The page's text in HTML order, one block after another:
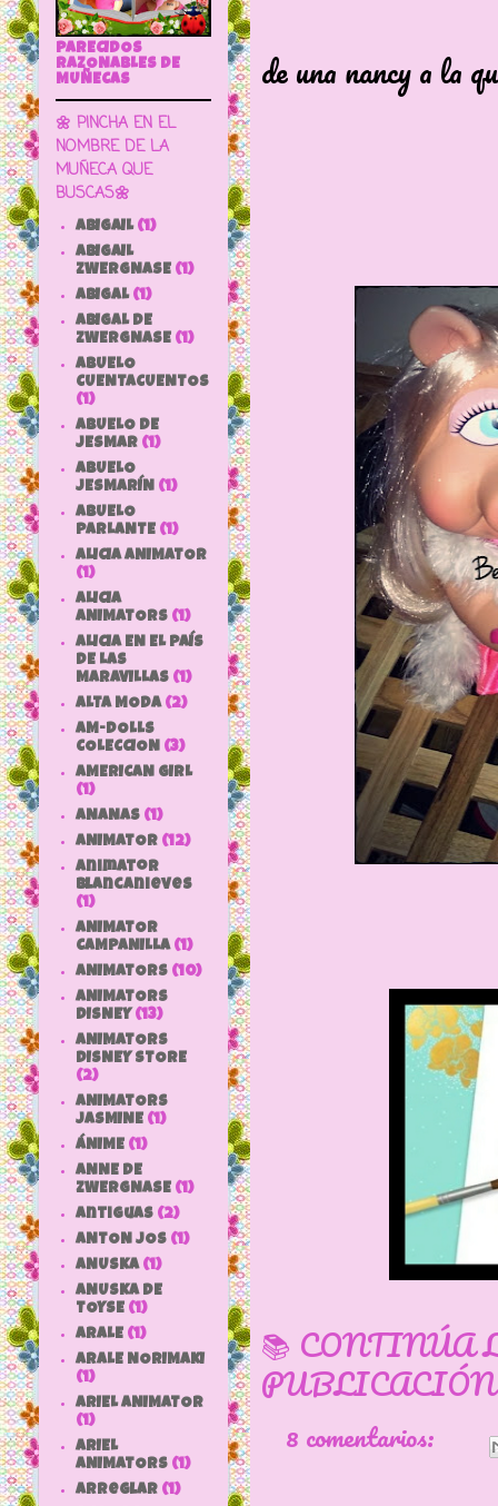
de una nancy a la
vamos a
📚 CONTINÚA
8 comentarios:
PARECIDOS
RAZONABLES DE
MUÑECAS
🌼 PINCHA EN EL
NOMBRE DE LA
MUÑECA QUE
BUSCAS🌼
ABIGAIL (1)
ABIGAIL
ZWERGNASE (1)
ABIGAL (1)
ABIGAL DE
ZWERGNASE (1)
ABUELO
CUENTACUENTOS
(1)
ABUELO DE
JESMAR (1)
ABUELO
JESMARÍN (1)
ABUELO
PARLANTE (1)
ALICIA ANIMATOR
(1)
ALICIA
ANIMATORS (1)
ALICIA EN EL PAÍS
DE LAS
MARAVILLAS (1)
ALTA MODA (2)
AM-DOLLS
COLECCION (3)
AMERICAN GIRL
(1)
ANANAS (1)
ANIMATOR (12)
animator
blancanieves
(1)
ANIMATOR
CAMPANILLA (1)
ANIMATORS (10)
ANIMATORS
DISNEY (13)
ANIMATORS
DISNEY STORE
(2)
ANIMATORS
JASMINE (1)
ÁNIME (1)
ANNE DE
ZWERGNASE (1)
antiguas (2)
ANTON JOS (1)
ANUSKA (1)
ANUSKA DE
TOYSE (1)
ARALE (1)
ARALE NORIMAKI
(1)
ARIEL ANIMATOR
(1)
ARIEL
ANIMATORS (1)
arreglar (1)